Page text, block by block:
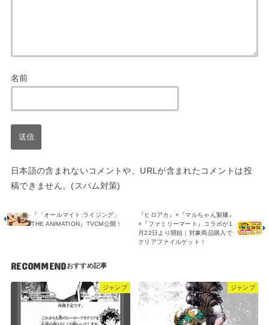
名前
日本語の含まれないコメントや、URLが含まれたコメントは投
稿できません。(スパム対策)
『ヒロアカ』×『マルちゃん製麺』
×『ファミリーマート』コラボが1
月22日より開始｜対象商品購入で
クリアファイルゲット！
『「オールマイト:ライジング」
THE ANIMATION』TVCM公開！
RECOMMEND
ジャンプ ジャンプ